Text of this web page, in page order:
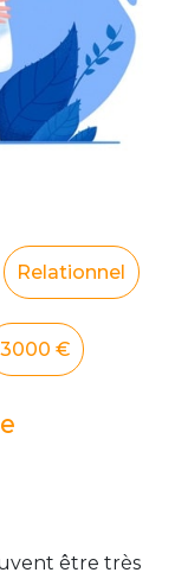
Relationnel
3000 €
être très